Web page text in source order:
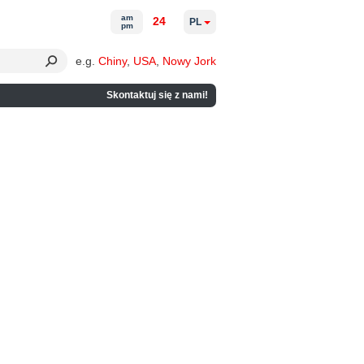
e.g. Chiny, USA Nowy Jork
Skontaktuj się z nami!
am
pm
24 PL